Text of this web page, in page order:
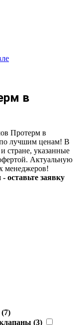
в
Протерм в
по лучшим ценам! В
стране, указанные
Актуальную
менеджеров!
оставьте заявку
(7)
(3)